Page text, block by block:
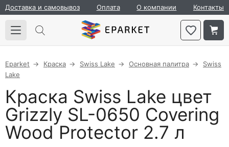
Доставка и самовывоз Оплата О компании Контакты
Eparket Краска Swiss Lake Основная палитра
Swiss
Lake
Краска Swiss Lake цвет
Grizzly SL-0650 Covering
Wood Protector 2.7 л